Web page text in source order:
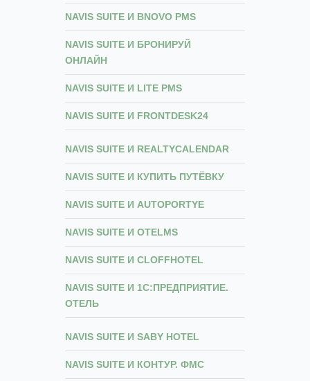
NAVIS SUITE И BNOVO PMS
NAVIS SUITE И БРОНИРУЙ
ОНЛАЙН
NAVIS SUITE И LITE PMS
NAVIS SUITE И FRONTDESK24
NAVIS SUITE И REALTYCALENDAR
NAVIS SUITE И КУПИТЬ ПУТЁВКУ
NAVIS SUITE И AUTOPORTYE
NAVIS SUITE И OTELMS
NAVIS SUITE И CLOFFHOTEL
NAVIS SUITE И 1С:ПРЕДПРИЯТИЕ.
ОТЕЛЬ
NAVIS SUITE И SABY HOTEL
NAVIS SUITE И КОНТУР. ФМС